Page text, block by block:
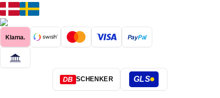
Klarna. PayPal
DB SCHENKER GLS